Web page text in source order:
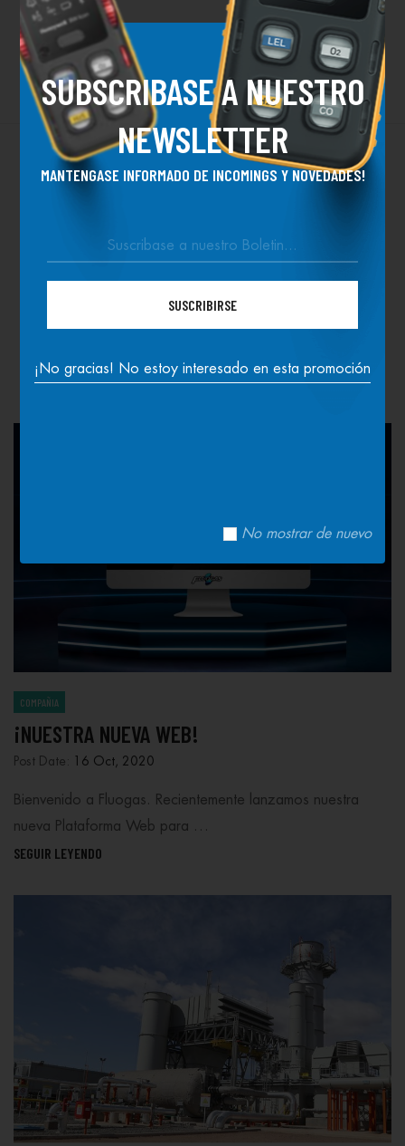
NUESTRAS INGENIERIAS Y
ARTICULOS
Sobre Los Nuevos Productos Del Mercado.
COMPAÑIA
¡NUESTRA NUEVA WEB!
Post Date: 16 Oct, 2020
Bienvenido a Fluogas. Recientemente lanzamos nuestra
nueva Plataforma Web para …
SEGUIR LEYENDO
SUBSCRIBASE A NUESTRO
NEWSLETTER
MANTENGASE INFORMADO DE INCOMINGS Y NOVEDADES!
SUSCRIBIRSE
¡No gracias! No estoy interesado en esta promoción
No mostrar de nuevo